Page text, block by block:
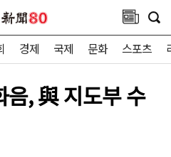
경제 국제 문화 스포츠
음, 與 지도부 수